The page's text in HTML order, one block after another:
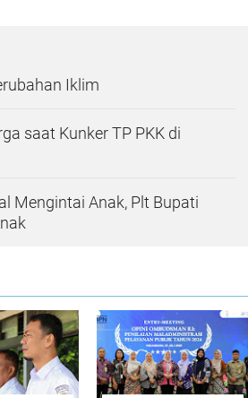
Iklim
saat Kunker TP PKK di
Mengintai Anak, Plt Bupati